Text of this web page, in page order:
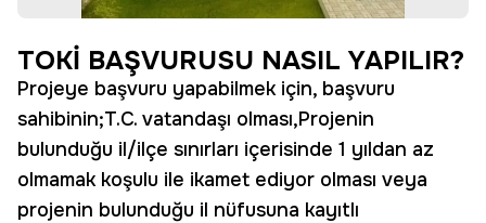
TOKİ BAŞVURUSU NASIL YAPILIR?
Projeye başvuru yapabilmek için, başvuru
sahibinin;T.C. vatandaşı olması,Projenin
bulunduğu il/ilçe sınırları içerisinde 1 yıldan az
olmamak koşulu ile ikamet ediyor olması veya
projenin bulunduğu il nüfusuna kayıtlı